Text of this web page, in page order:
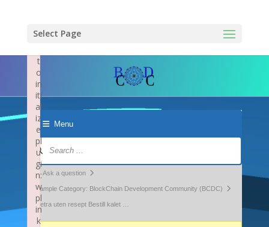
Select Page
Menu
Forum
Navigation
Forum
breadcrumbs
You
Ask a question
Example Category: BlockChain Development Community (BCDC)
kaletra uten resept Bestill kalet …
le
t
o
in
iti
al
iz
e
pl
u
gi
n:
w
pl
in
k